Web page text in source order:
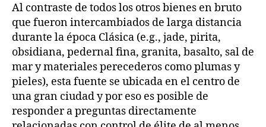
Al contraste de todos los otros bienes en bruto
que fueron intercambiados de larga distancia
durante la época Clásica (e.g., jade, pirita,
obsidiana, pedernal fina, granita, basalto, sal de
mar y materiales perecederos como plumas y
pieles), esta fuente se ubicada en el centro de
una gran ciudad y por eso es posible de
responder a preguntas directamente